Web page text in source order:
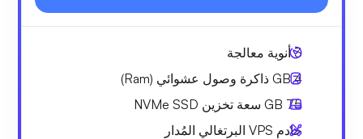
3أنوية معالجة
4 GB
ذاكرة وصول عشوائي (Ram)
75 GB
سعة تخزين NVMe SSD
خادم VPS البرتغالي المُدار